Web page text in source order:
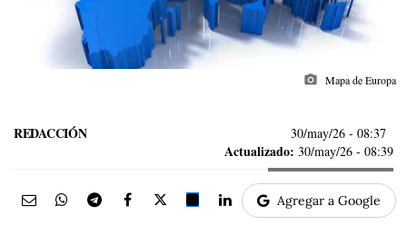
photo_camera Mapa de Europa
REDACCIÓN 30/may/26 - 08:37
Actualizado: 30/may/26 - 08:39
Agregar a Google